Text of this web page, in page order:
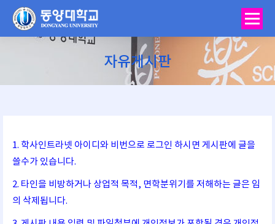
자유게시판
You are here:
1. 학사인트라넷 아이디와 비번으로 로그인 하시면 게시판에 글을
쓸수가 있습니다.
2. 타인을 비방하거나 상업적 목적, 면학분위기를 저해하는 글은 임
의 삭제됩니다.